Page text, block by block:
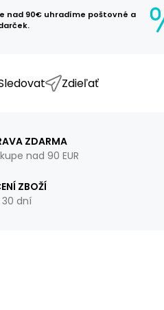
nad 90€ uhradíme poštovné a
Zdieľať
ZDARMA
nad 90 EUR
ZBOŽÍ
30 dní